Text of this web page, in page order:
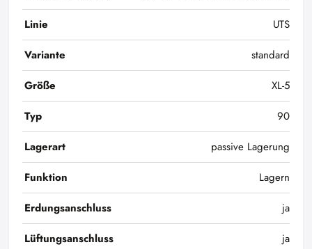
Linie
UTS
Variante
standard
Größe
XL-5
Typ
90
Lagerart
passive Lagerung
Funktion
Lagern
Erdungsanschluss
ja
Lüftungsanschluss
ja